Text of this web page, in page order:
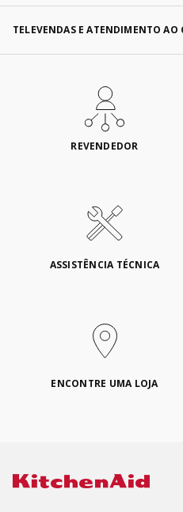
TELEVENDAS E ATENDIMENTO AO
REVENDEDOR
ASSISTÊNCIA TÉCNICA
ENCONTRE UMA LOJA